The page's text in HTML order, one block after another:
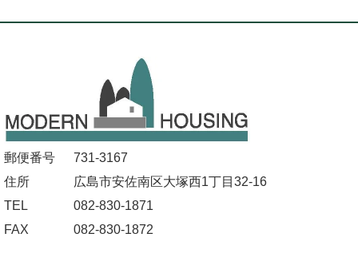
郵便番号
731-3167
住所
広島市安佐南区大塚西1丁目32-16
TEL
082-830-1871
FAX
082-830-1872